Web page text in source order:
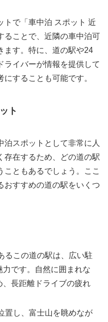
トで「車中泊 スポット 近
ることで、近隣の車中泊可
ます。特に、道の駅や24
ライバーが情報を提供して
することも可能です。
ト
スポットとして非常に人
存在するため、どの道の駅
こともあるでしょう。ここ
おすすめの道の駅をいくつ
るこの道の駅は、広い駐
です。自然に囲まれな
長距離ドライブの疲れ
置し、富士山を眺めなが